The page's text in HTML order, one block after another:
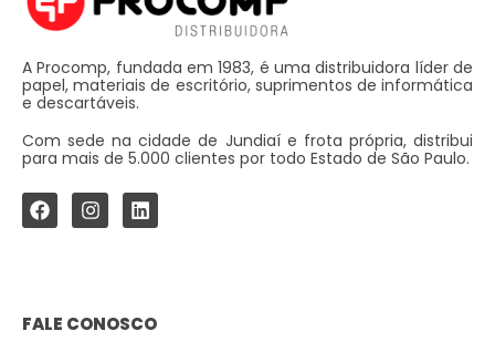
A Procomp, fundada em 1983, é uma distribuidora líder de
papel, materiais de escritório, suprimentos de informática
e descartáveis.
Com sede na cidade de Jundiaí e frota própria, distribui
para mais de 5.000 clientes por todo Estado de São Paulo.
FALE CONOSCO